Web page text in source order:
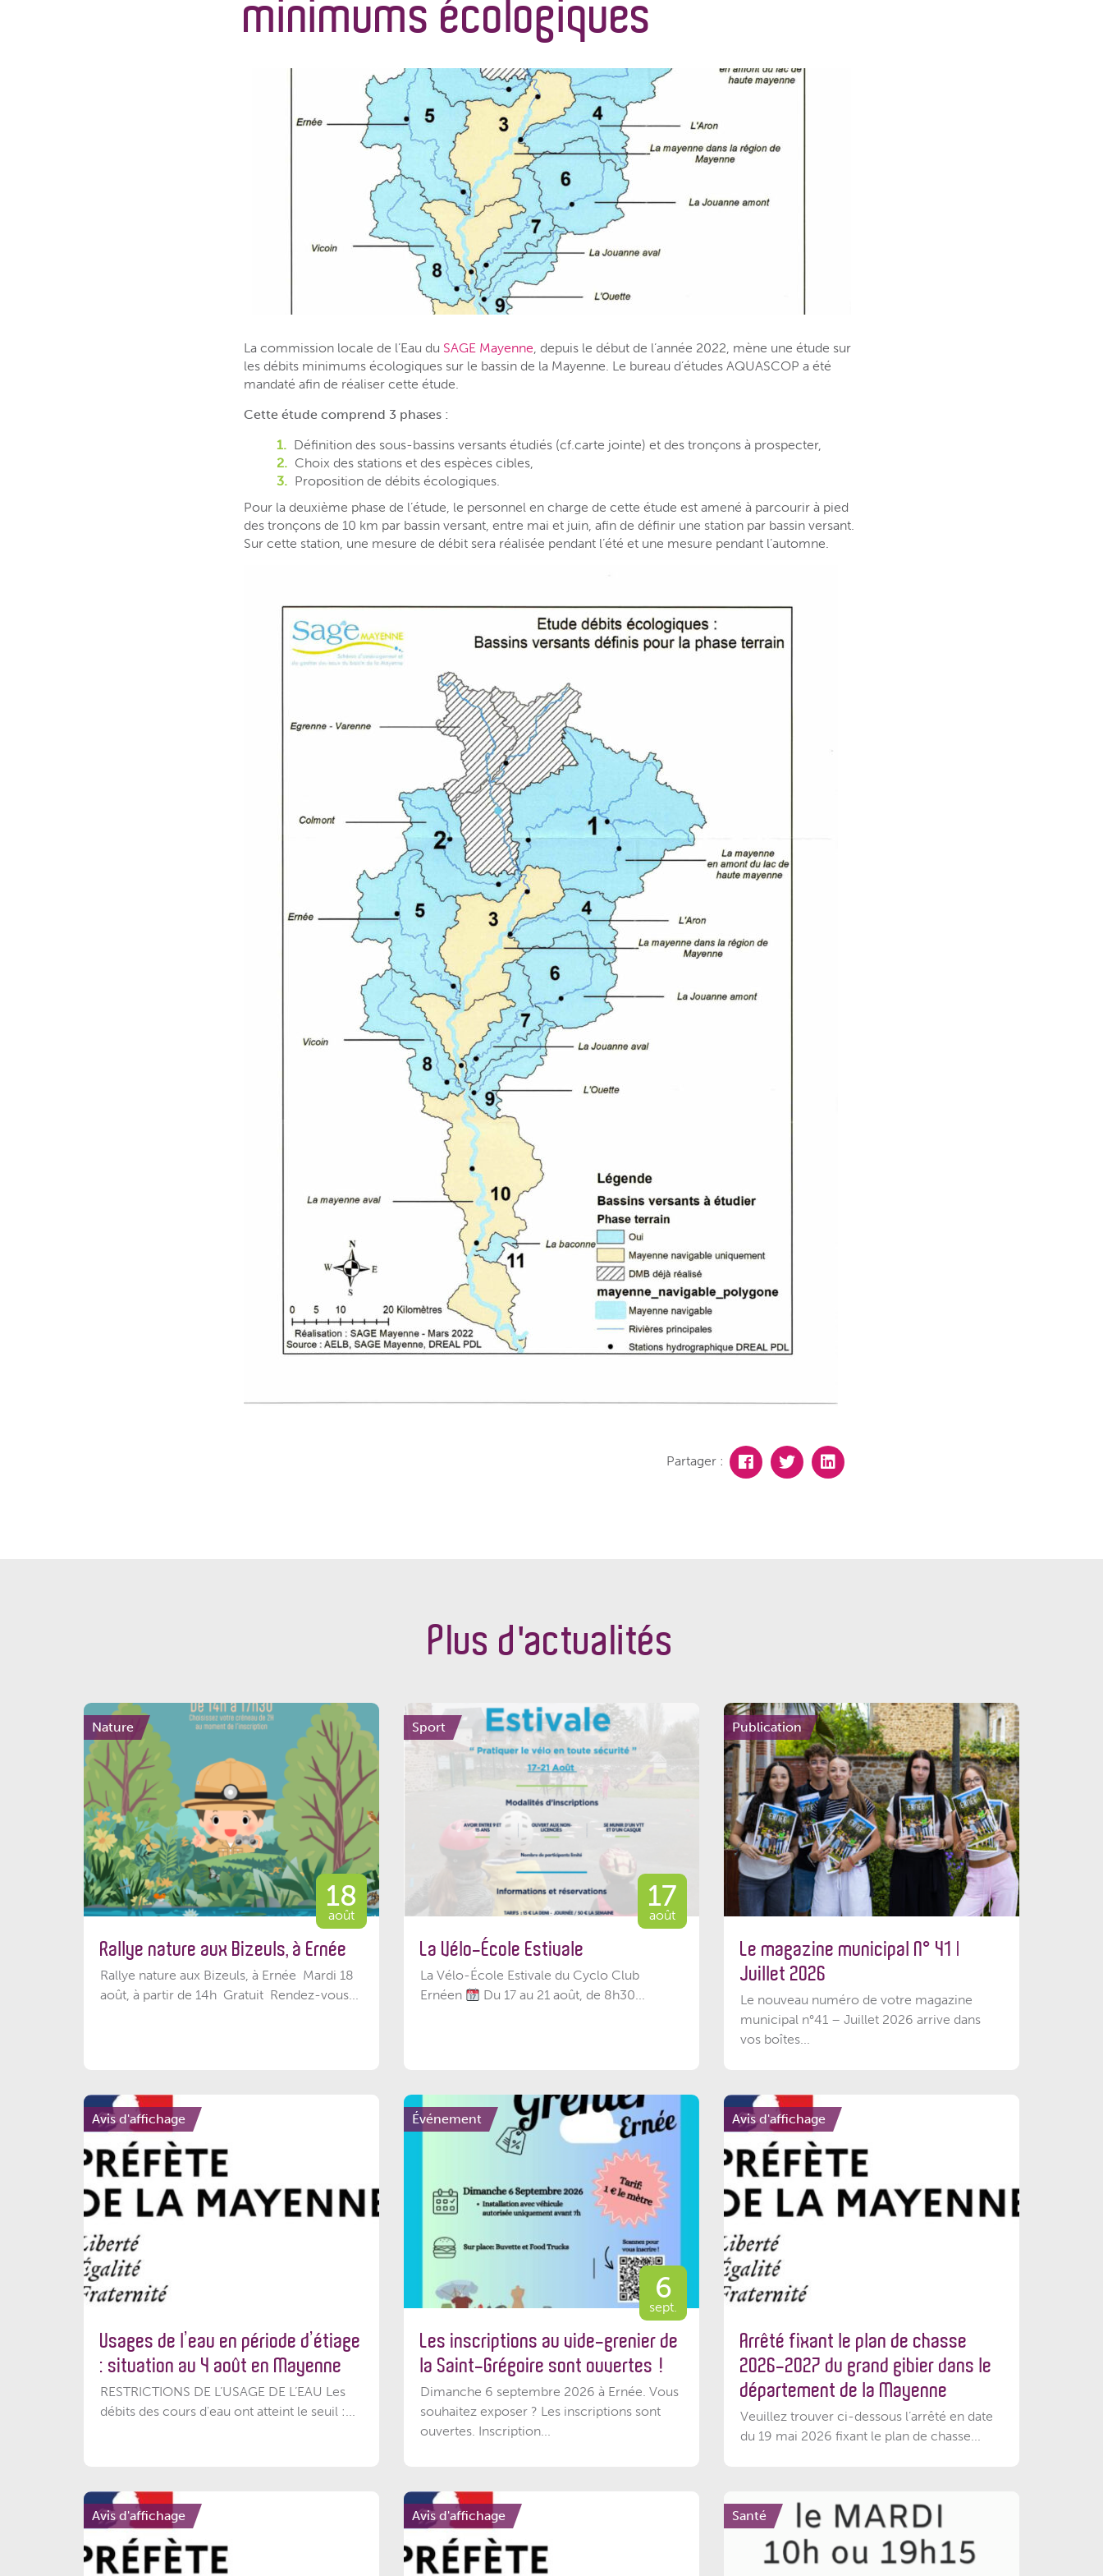
minimums écologiques
La commission locale de l’Eau du SAGE Mayenne, depuis le début de l’année 2022, mène une étude sur
les débits minimums écologiques sur le bassin de la Mayenne. Le bureau d’études AQUASCOP a été
mandaté afin de réaliser cette étude.
Cette étude comprend 3 phases :
Définition des sous-bassins versants étudiés (cf.carte jointe) et des tronçons à prospecter,
Choix des stations et des espèces cibles,
Proposition de débits écologiques.
Pour la deuxième phase de l’étude, le personnel en charge de cette étude est amené à parcourir à pied
des tronçons de 10 km par bassin versant, entre mai et juin, afin de définir une station par bassin versant.
Sur cette station, une mesure de débit sera réalisée pendant l’été et une mesure pendant l’automne.
Partager :
Plus d'actualités
Nature
18
août
Rallye nature aux Bizeuls, à Ernée
Rallye nature aux Bizeuls, à Ernée Mardi 18
août, à partir de 14h Gratuit Rendez-vous...
Sport
17
août
La Vélo-École Estivale
La Vélo-École Estivale du Cyclo Club
Ernéen
Du 17 au 21 août, de 8h30...
Publication
Le magazine municipal N° 41 |
Juillet 2026
Le nouveau numéro de votre magazine
municipal n°41 – Juillet 2026 arrive dans
vos boîtes...
Avis d'affichage
Usages de l’eau en période d’étiage
: situation au 4 août en Mayenne
RESTRICTIONS DE L’USAGE DE L’EAU Les
débits des cours d'eau ont atteint le seuil :...
Événement
6
sept.
Les inscriptions au vide-grenier de
la Saint-Grégoire sont ouvertes !
Dimanche 6 septembre 2026 à Ernée. Vous
souhaitez exposer ? Les inscriptions sont
ouvertes. Inscription...
Avis d'affichage
Arrêté fixant le plan de chasse
2026-2027 du grand gibier dans le
département de la Mayenne
Veuillez trouver ci-dessous l’arrêté en date
du 19 mai 2026 fixant le plan de chasse...
Avis d'affichage Avis d'affichage Santé